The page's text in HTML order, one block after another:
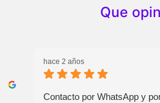
Que
hace 2 años
Contacto por WhatsApp y